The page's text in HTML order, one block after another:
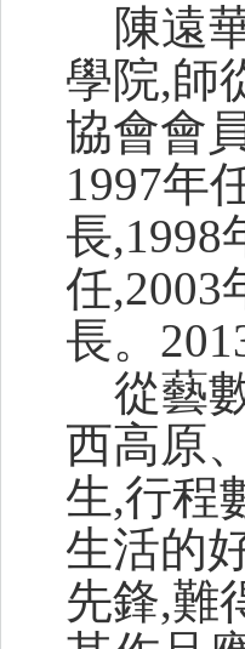
陳遠
學院,師
協會會
1997年
長,1998
任,2003
長。
從藝
西高原
生,行程
生活的
先鋒,難